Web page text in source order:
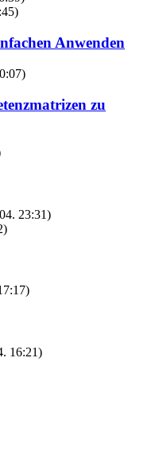
Anwenden
zu
23:31)
16:21)